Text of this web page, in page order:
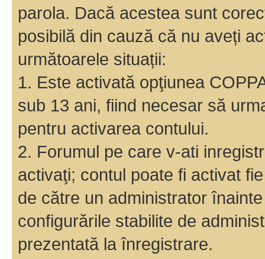
parola. Dacă acestea sunt
posibilă din cauză că nu aveți
următoarele situații:
1. Este activată opţiunea
sub 13 ani, fiind necesar să
pentru activarea contului.
2. Forumul pe care v-ati
activaţi; contul poate fi activat
de către un administrator
configurările stabilite de
prezentată la înregistrare.